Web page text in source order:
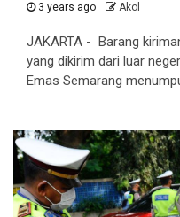
3 years ago Akol
JAKARTA - Barang
yang dikirim dari luar
Emas Semarang